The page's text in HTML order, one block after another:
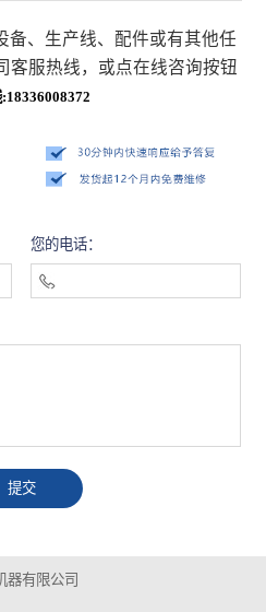
备、生产线、配件或有其他任
客服热线，或点在线咨询按钮
您的电话：
器有限公司